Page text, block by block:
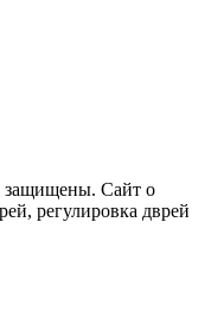
защищены. Сайт о
регулировка дврей